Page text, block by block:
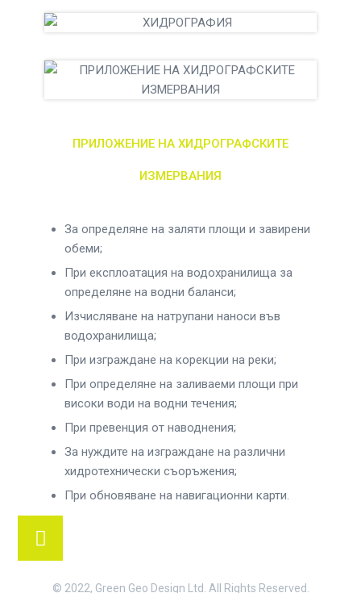
ПРИЛОЖЕНИЕ НА ХИДРОГРАФСКИТЕ
ИЗМЕРВАНИЯ
За определяне на заляти площи и завирени
обеми;
При експлоатация на водохранилища за
определяне на водни баланси;
Изчисляване на натрупани наноси във
водохранилища;
При изграждане на корекции на реки;
При определяне на заливаеми площи при
високи води на водни течения;
При превенция от наводнения;
За нуждите на изграждане на различни
хидротехнически съоръжения;
При обновяване на навигационни карти.
© 2022, Green Geo Design Ltd. All Rights Reserved.